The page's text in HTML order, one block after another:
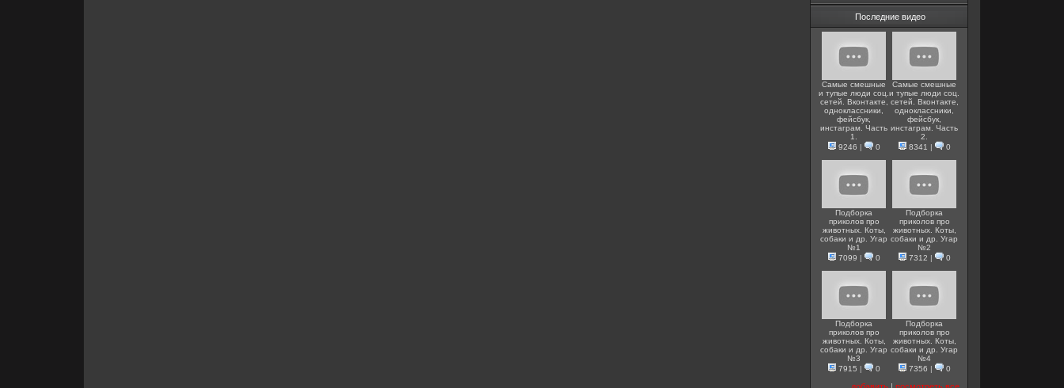
Последние видео
Самые смешные
и тупые люди соц.
сетей. Вконтакте,
одноклассники,
фейсбук,
инстаграм. Часть
1.
9246
0
Самые смешные
и тупые люди соц.
сетей. Вконтакте,
одноклассники,
фейсбук,
инстаграм. Часть
2.
8341
0
Подборка
приколов про
животных. Коты,
собаки и др. Угар
№1
7099
0
Подборка
приколов про
животных. Коты,
собаки и др. Угар
№2
7312
0
Подборка
приколов про
животных. Коты,
собаки и др. Угар
№3
7915
0
Подборка
приколов про
животных. Коты,
собаки и др. Угар
№4
7356
0